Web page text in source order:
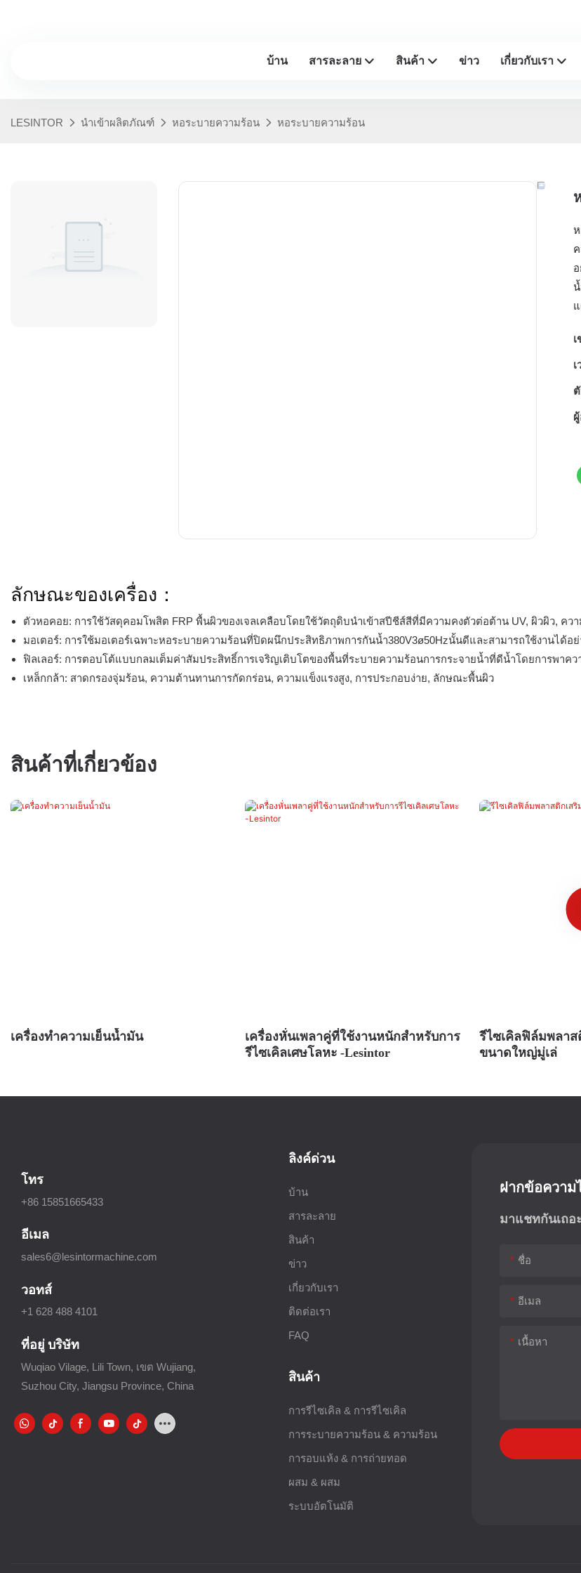
บ้าน สารละลาย สินค้า ข่าว เกี่ยวกับเรา
LESINTOR นำเข้าผลิตภัณฑ์ หอระบายความร้อน หอระบายความร้อน
ลักษณะของเครื่อง：
ตัวหอคอย: การใช้วัสดุคอมโพสิต FRP พื้นผิวของเจลเคลือบโดยใช้วัตถุดิบนำเข้าสปีชีส์สีที่มีความคงตัวต่อต้าน UV, ผิวผิว, ค
มอเตอร์: การใช้มอเตอร์เฉพาะหอระบายความร้อนที่ปิดผนึกประสิทธิภาพการกันน้ำ380V3ø50Hzนั้นดีและสามารถใช้งานไ
ฟิลเลอร์: การตอบโต้แบบกลมเต็มค่าสัมประสิทธิ์การเจริญเติบโตของพื้นที่ระบายความร้อนการกระจายน้ำที่ดีน้ำโดยการพา
เหล็กกล้า: สาดกรองจุ่มร้อน, ความต้านทานการกัดกร่อน, ความแข็งแรงสูง, การประกอบง่าย, ลักษณะพื้นผิว
สินค้าที่เกี่ยวข้อง
เครื่องทำความเย็นน้ำมัน
เครื่องหั่นเพลาคู่ที่ใช้งานหนักสำหรับการ
รีไซเคิลเศษโลหะ -Lesintor
รีไซเคิลฟิล์มพลาส
ขนาดใหญ่มู่เล่
โทร
+86 15851665433
อีเมล
sales6@lesintormachine.com
วอทส์
+1 628 488 4101
ที่อยู่ บริษัท
Wuqiao Vilage, Lili Town, เขต Wujiang,
Suzhou City, Jiangsu Province, China
ลิงค์ด่วน
บ้าน
สารละลาย
สินค้า
ข่าว
เกี่ยวกับเรา
ติดต่อเรา
FAQ
สินค้า
การรีไซเคิล & การรีไซเคิล
การระบายความร้อน & ความร้อน
การอบแห้ง & การถ่ายทอด
ผสม & ผสม
ระบบอัตโนมัติ
ฝากข้อความ
มาแชทกันเถอ
ชื่อ
อีเมล
เนื้อหา